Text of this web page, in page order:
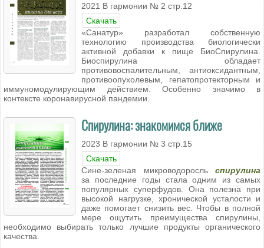
2021 В гармонии № 2 стр.12
Скачать
«Санатур» разработал собственную
технологию производства биологически
активной добавки к пище БиоСпирулина.
Биоспирулина обладает
противовоспалительным, антиоксидантным,
противоопухолевым, гепатопротекторным и
иммуномодулирующим действием. Особенно значимо в
контексте коронавирусной пандемии.
Спирулина: знакомимся ближе
2023 В гармонии № 3 стр.15
Скачать
Сине-зеленая микроводоросль спирулина
за последние годы стала одним из самых
популярных суперфудов. Она полезна при
высокой нагрузке, хронической усталости и
даже помогает снизить вес. Чтобы в полной
мере ощутить преимущества спирулины,
необходимо выбирать только лучшие продукты органического
качества.